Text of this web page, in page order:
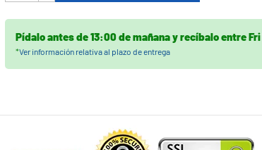
Pídalo antes de13:00 de mañanay recíbaloentre
*Ver información relativa al plazo de entrega